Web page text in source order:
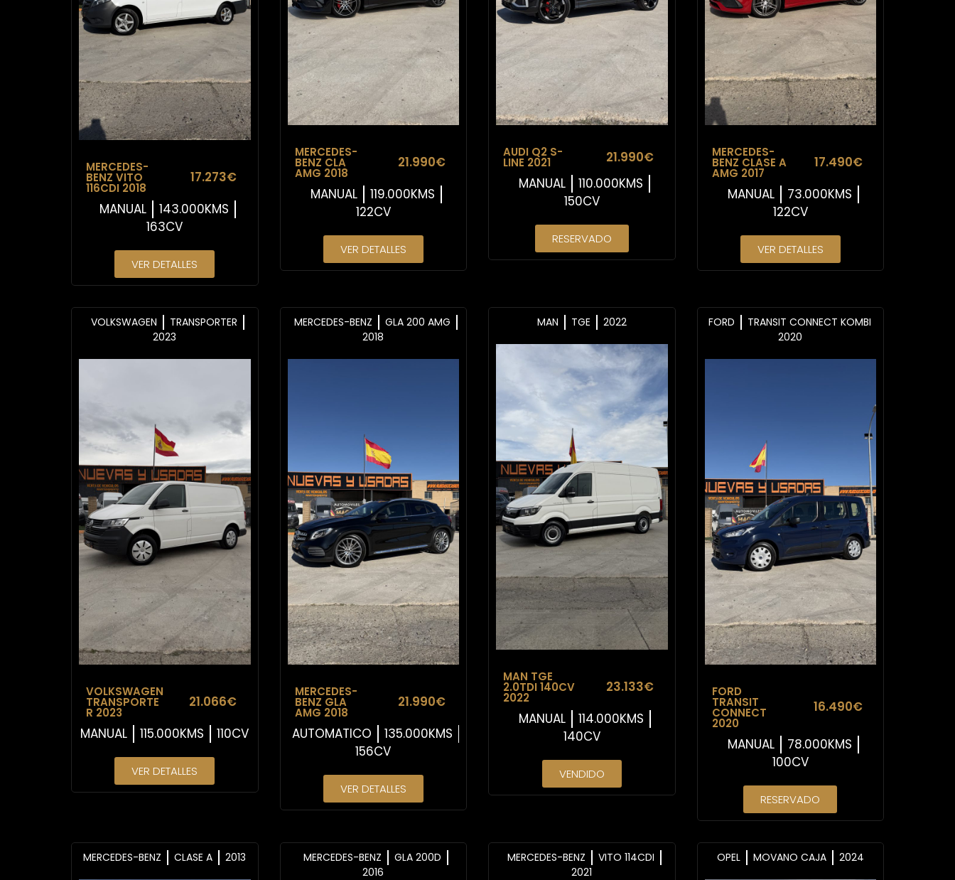
MERCEDES-
BENZ VITO
116CDI 2018
17.273€
MANUAL
143.000KMS
163CV
VER DETALLES
MERCEDES-
BENZ CLA
AMG 2018
21.990€
MANUAL
119.000KMS
122CV
VER DETALLES
AUDI Q2 S-
LINE 2021
21.990€
MANUAL
110.000KMS
150CV
RESERVADO
MERCEDES-
BENZ CLASE A
AMG 2017
17.490€
MANUAL
73.000KMS
122CV
VER DETALLES
VOLKSWAGEN
TRANSPORTER
2023
VOLKSWAGEN
TRANSPORTE
R 2023
21.066€
MANUAL
115.000KMS 110CV
VER DETALLES
MERCEDES-BENZ
GLA 200 AMG
2018
MERCEDES-
BENZ GLA
AMG 2018
21.990€
AUTOMATICO
135.000KMS
156CV
VER DETALLES
MAN TGE 2022
MAN TGE
2.0TDI 140CV
2022
23.133€
MANUAL
114.000KMS
140CV
VENDIDO
FORD
TRANSIT CONNECT KOMBI
2020
FORD
TRANSIT
CONNECT
2020
16.490€
MANUAL
78.000KMS
100CV
RESERVADO
MERCEDES-BENZ CLASE A 2013 MERCEDES-BENZ
GLA 200D
2016
MERCEDES-BENZ
VITO 114CDI
2021
OPEL MOVANO CAJA 2024